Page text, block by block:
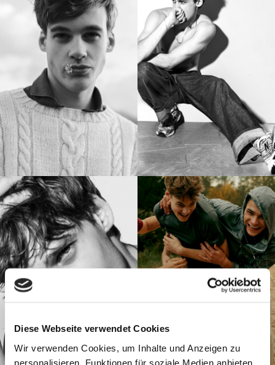
Diese Webseite verwendet Cookies
Wir verwenden Cookies, um Inhalte und Anzeigen zu
personalisieren, Funktionen für soziale Medien anbieten